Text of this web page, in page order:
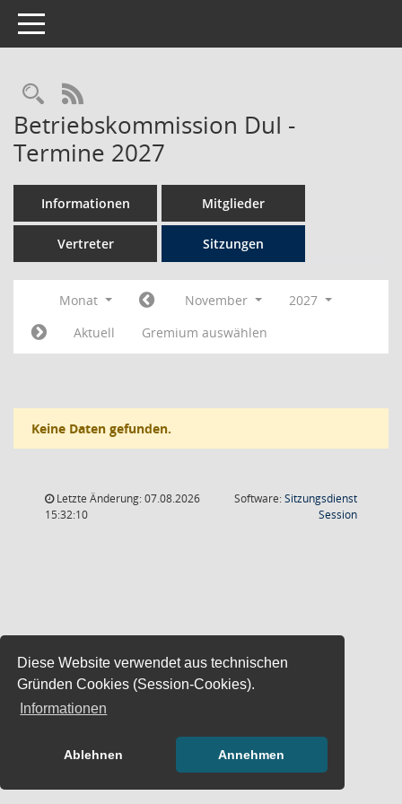
Diese Website verwendet aus technischen
Gründen Cookies (Session-Cookies).
Informationen
Ablehnen Annehmen
Toggle navigation
Rechercheauswahl
RSS-Feed
Betriebskommission DuI -
Termine 2027
Informationen Mitglieder
Vertreter Sitzungen
Monat November
2027
Aktuell
Gremium auswählen
Keine Daten gefunden.
Letzte Änderung: 07.08.2026
15:32:10
Software:Sitzungsdienst
Session(Wird in